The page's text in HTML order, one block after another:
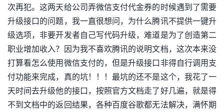
次再犯。这两天给公司弄微信支付代金券的时候遇到了需要
升级接口的问题，我一直很想问，为什么腾讯不提供一键升
级选项，非要开发者自己写代码升级，难道是为了创造第二
职业增加收入？因为我不喜欢腾讯的说明文档，这次本来没
打算看怎么使用微信支付的，但是升级接口非得自行调用支
付功能来完成，真的坑！！！最坑的还不是这个，我花了一
天时间去升级他的接口，按照官方文档走了好几遍，就是得
不到文档中的返回结果，各种百度谷歌都无法解决，满怀期